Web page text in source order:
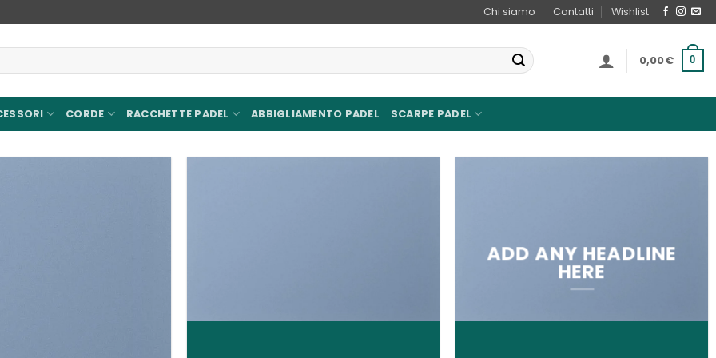
Chi siamo Contatti Wishlist
0,00€ 0
CORDE RACCHETTE PADEL ABBIGLIAMENTO PADEL SCARPE PADEL
ADD ANY HEADLINE
HERE